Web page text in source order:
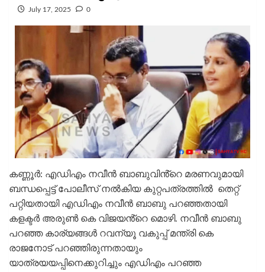
July 17, 2025 0
കണ്ണൂർ: എഡിഎം നവീൻ ബാബുവിൻ്റെ മരണവുമായി
ബന്ധപ്പെട്ട് പോലീസ് നൽകിയ കുറ്റപത്രത്തിൽ തെറ്റ്
പറ്റിയതായി എഡിഎം നവീൻ ബാബു പറഞ്ഞതായി
കളക്ടർ അരുൺ കെ വിജയൻ്റെ മൊഴി. നവീൻ ബാബു
പറഞ്ഞ കാര്യങ്ങൾ റവന്യൂ വകുപ്പ് മന്ത്രി കെ
രാജനോട് പറഞ്ഞിരുന്നതായും
യാത്രയയപ്പിനെക്കുറിച്ചും എഡിഎം പറഞ്ഞ